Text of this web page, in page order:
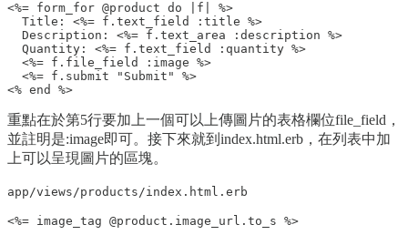
<%= form_for @product do |f| %>
  Title: <%= f.text_field :title %>
  Description: <%= f.text_area :description %>
  Quantity: <%= f.text_field :quantity %>
  <%= f.file_field :image %>
  <%= f.submit "Submit" %>
重點在於第5行要加上一個可以上傳圖片的表格欄位file_field，
並註明是:image即可。接下來就到index.html.erb，在列表中加
上可以呈現圖片的區塊。
app/views/products/index.html.erb